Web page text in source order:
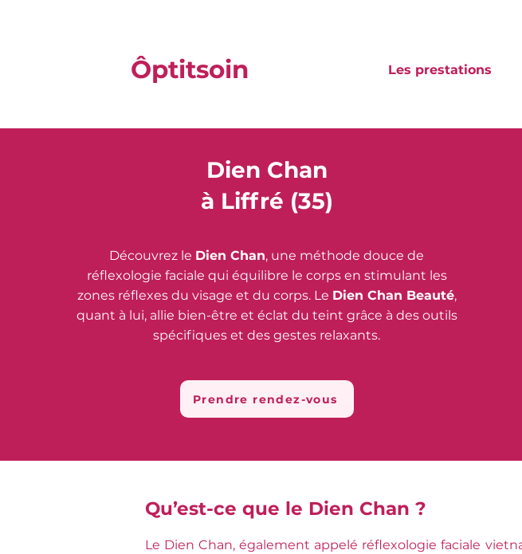
Ôptitsoin Les prestations
Dien Chan
à Liffré (35)
Découvrez le Dien Chan, une méthode douce de
réflexologie faciale qui équilibre le corps en stimulant les
zones réflexes du visage et du corps. Le Dien Chan Beauté,
quant à lui, allie bien-être et éclat du teint grâce à des outils
spécifiques et des gestes relaxants.
Prendre rendez-vous
Qu’est-ce que le Dien Chan ?
Le Dien Chan, également appelé réflexologie faciale